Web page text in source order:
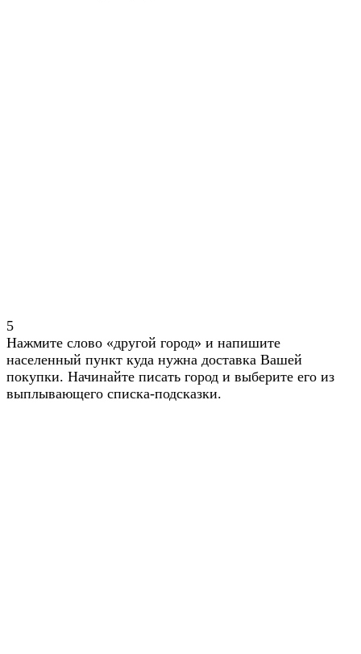
5
Нажмите слово «другой город» и напишите
населенный пункт куда нужна доставка Вашей
покупки. Начинайте писать город и выберите его из
выплывающего списка-подсказки.